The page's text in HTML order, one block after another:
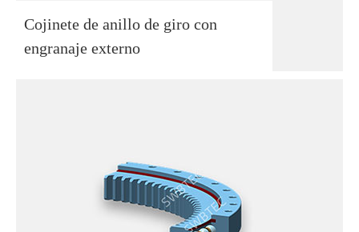
Cojinete de anillo de giro con
engranaje externo